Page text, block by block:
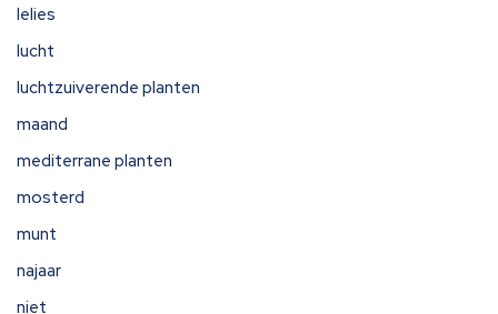
lelies
lucht
luchtzuiverende planten
maand
mediterrane planten
mosterd
munt
najaar
niet